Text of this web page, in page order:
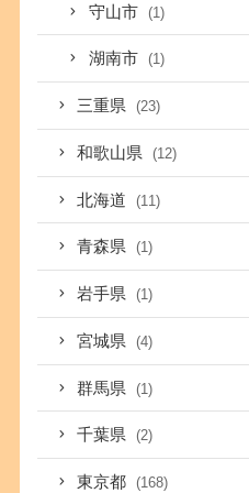
守山市 (1)
湖南市 (1)
三重県 (23)
和歌山県 (12)
北海道 (11)
青森県 (1)
岩手県 (1)
宮城県 (4)
群馬県 (1)
千葉県 (2)
東京都 (168)